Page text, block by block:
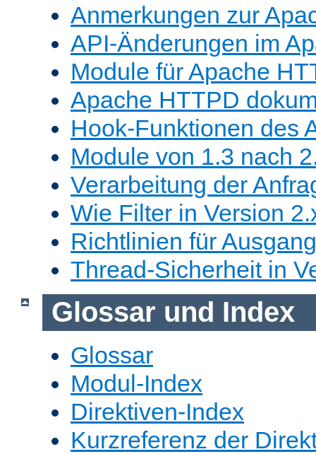
Anmerkungen zur
API-Änderungen im
Module für Apache
Apache HTTPD
Hook-Funktionen des
Module von 1.3 nach
Verarbeitung der
Wie Filter in Version
Richtlinien für
Thread-Sicherheit in
Glossar und Index
Glossar
Modul-Index
Direktiven-Index
Kurzreferenz der